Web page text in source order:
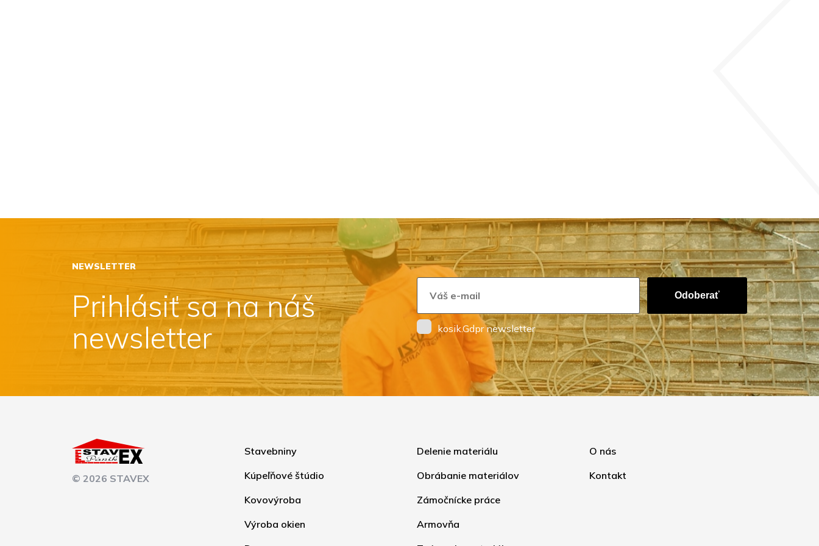
NEWSLETTER
Prihlásiť sa na náš
newsletter
Odoberať
kosik.Gdpr newsletter
© 2026 STAVEX
Stavebniny
Kúpeľňové štúdio
Kovovýroba
Výroba okien
Delenie materiálu
Obrábanie materiálov
Zámočnícke práce
Armovňa
O nás
Kontakt